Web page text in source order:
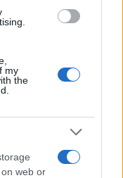
my
the
web or